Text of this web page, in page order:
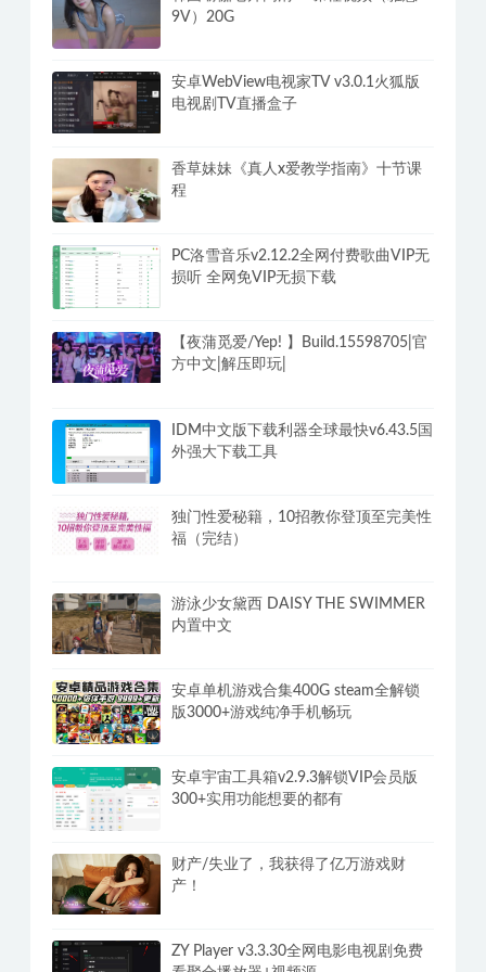
9V）20G
安卓WebView电视家TV v3.0.1火狐版
电视剧TV直播盒子
香草妹妹《真人x爱教学指南》十节课
程
PC洛雪音乐v2.12.2全网付费歌曲VIP无
损听 全网免VIP无损下载
【夜蒲觅爱/Yep! 】Build.15598705|官
方中文|解压即玩|
IDM中文版下载利器全球最快v6.43.5国
外强大下载工具
独门性爱秘籍，10招教你登顶至完美性
福（完结）
游泳少女黛西 DAISY THE SWIMMER
内置中文
安卓单机游戏合集400G steam全解锁
版3000+游戏纯净手机畅玩
安卓宇宙工具箱v2.9.3解锁VIP会员版
300+实用功能想要的都有
财产/失业了，我获得了亿万游戏财
产！
ZY Player v3.3.30全网电影电视剧免费